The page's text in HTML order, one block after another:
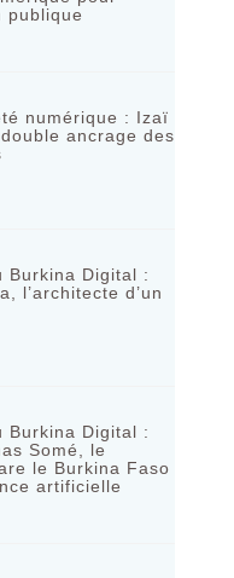
publique
numérique : Izaï
ancrage des
Burkina Digital :
l’architecte d’un
Burkina Digital :
Somé, le
le Burkina Faso
artificielle